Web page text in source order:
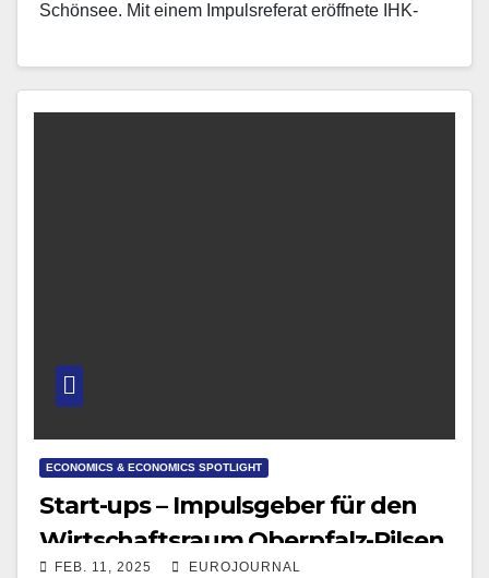
Schönsee. Mit einem Impulsreferat eröffnete IHK-
ECONOMICS & ECONOMICS SPOTLIGHT
Start-ups – Impulsgeber für den
Wirtschaftsraum Oberpfalz-Pilsen
FEB. 11, 2025 EUROJOURNAL